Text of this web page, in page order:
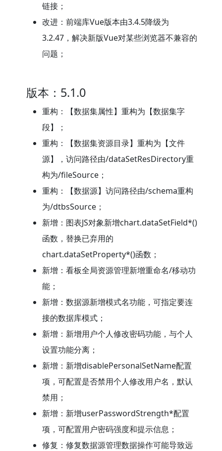
链接；
改进：前端库Vue版本由3.4.5降级为
3.2.47，解决新版Vue对某些浏览器不兼容的
问题；
版本：5.1.0
重构：【数据集属性】重构为【数据集字
段】；
重构：【数据集资源目录】重构为【文件
源】，访问路径由/dataSetResDirectory重
构为/fileSource；
重构：【数据源】访问路径由/schema重构
为/dtbsSource；
新增：图表JS对象新增chart.dataSetField*()
函数，替换已弃用的
chart.dataSetProperty*()函数；
新增：看板全局资源管理新增重命名/移动功
能；
新增：数据源新增模式名功能，可指定要连
接的数据库模式；
新增：新增用户个人修改密码功能，与个人
设置功能分离；
新增：新增disablePersonalSetName配置
项，可配置是否禁用个人修改用户名，默认
禁用；
新增：新增userPasswordStrength*配置
项，可配置用户密码强度和提示信息；
修复：修复数据源管理数据操作可能导致远